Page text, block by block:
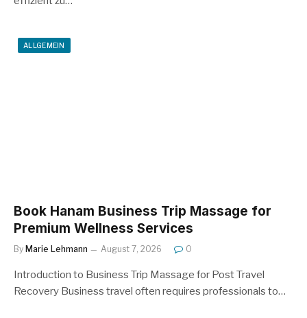
ALLGEMEIN
Book Hanam Business Trip Massage for
Premium Wellness Services
By Marie Lehmann August 7, 2026 0
Introduction to Business Trip Massage for Post Travel
Recovery Business travel often requires professionals to…